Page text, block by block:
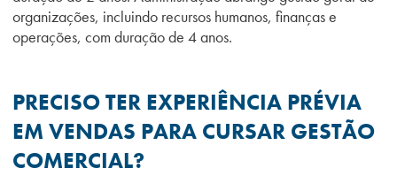
organizações, incluindo recursos humanos, finanças e
operações, com duração de 4 anos.
PRECISO TER EXPERIÊNCIA PRÉVIA
EM VENDAS PARA CURSAR GESTÃO
COMERCIAL?